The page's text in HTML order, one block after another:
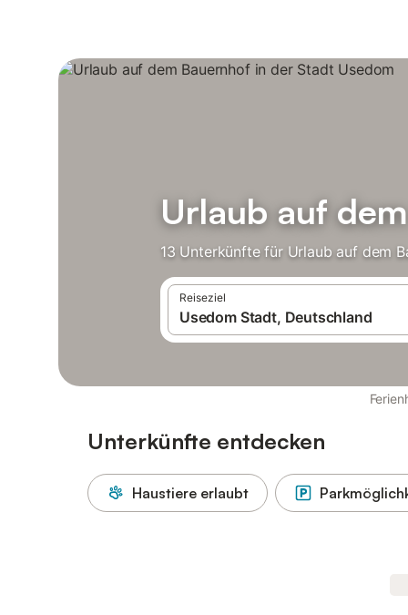
Urlaub auf
13 Unterkünfte für Urlaub auf dem
Reiseziel
Unterkünfte entdecken
Haustiere erlaubt